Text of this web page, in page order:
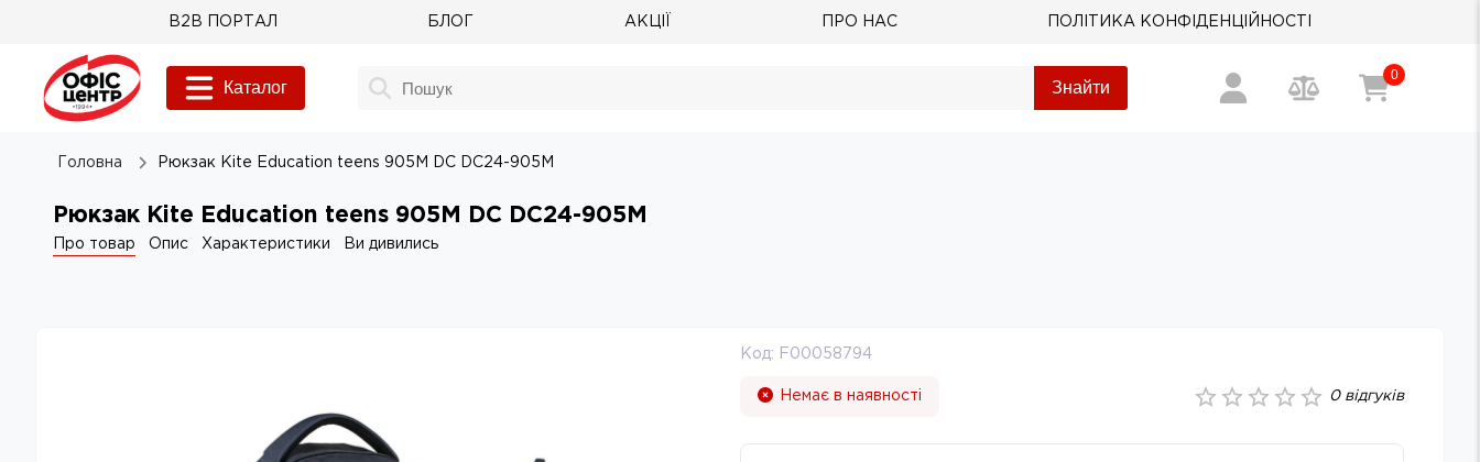
B2B ПОРТАЛ БЛОГ АКЦІЇ ПРО НАС ПОЛІТИКА КОНФІДЕНЦІЙНОСТІ
Каталог Знайти
0
Головна Рюкзак Kite Education teens 905M DC DC24-905M
Рюкзак Kite Education teens 905M DC DC24-905M
Про товар Опис Характеристики Ви дивились
Код: F00058794
Немає в наявності 0відгуків